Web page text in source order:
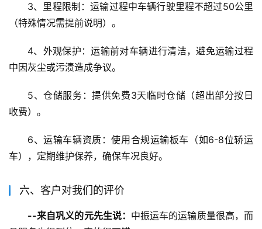
3、里程限制：运输过程中车辆行驶里程不超过50公里
（特殊情况需提前说明）。
4、外观保护：运输前对车辆进行清洁，避免运输过程
中因灰尘或污渍造成争议。
5、仓储服务：提供免费3天临时仓储（超出部分按日
收费）。
6、运输车辆资质：使用合规运输板车（如6-8位轿运
车），定期维护保养，确保车况良好。
六、客户对我们的评价
--来自巩义的元先生说： 中振运车的运输质量很高，而